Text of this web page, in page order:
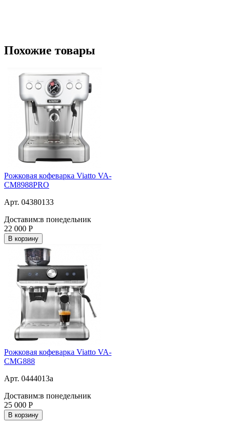
Похожие товары
Рожковая кофеварка Viatto VA-
CM8988PRO
Арт. 04380133
Доставим:в понедельник
22 000 Р
В корзину
Рожковая кофеварка Viatto VA-
CMG888
Арт. 0444013a
Доставим:в понедельник
25 000 Р
В корзину